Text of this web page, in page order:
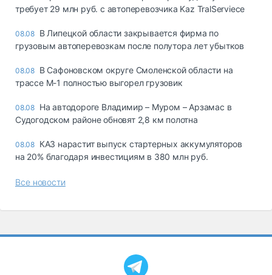
требует 29 млн руб. с автоперевозчика Kaz TralServiece
08.08 В Липецкой области закрывается фирма по
грузовым автоперевозкам после полутора лет убытков
08.08 В Сафоновском округе Смоленской области на
трассе М-1 полностью выгорел грузовик
08.08 На автодороге Владимир – Муром – Арзамас в
Судогодском районе обновят 2,8 км полотна
08.08 КАЗ нарастит выпуск стартерных аккумуляторов
на 20% благодаря инвестициям в 380 млн руб.
Все новости